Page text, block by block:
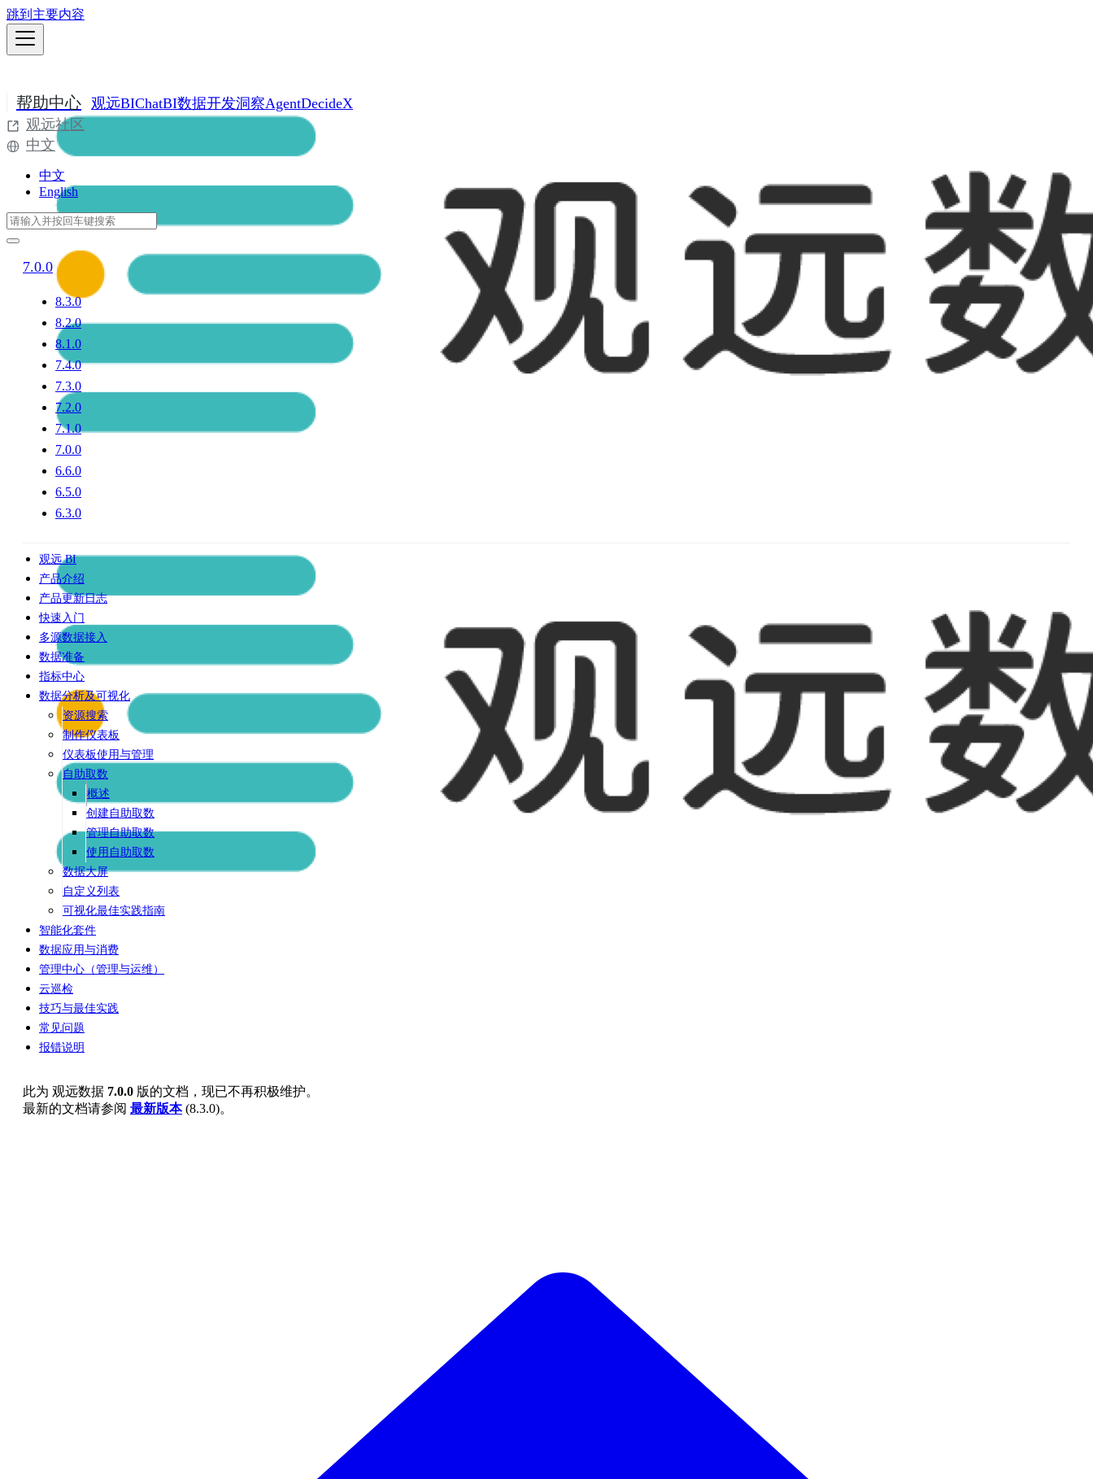
跳到主要内容
帮助中心 观远BIChatBI数据开发洞察AgentDecideX
观远社区
中文
中文
English
7.0.0
8.3.0
8.2.0
8.1.0
7.4.0
7.3.0
7.2.0
7.1.0
7.0.0
6.6.0
6.5.0
6.3.0
观远 BI
产品介绍
产品更新日志
快速入门
多源数据接入
数据准备
指标中心
数据分析及可视化
资源搜索
制作仪表板
仪表板使用与管理
自助取数
概述
创建自助取数
管理自助取数
使用自助取数
数据大屏
自定义列表
可视化最佳实践指南
智能化套件
数据应用与消费
管理中心（管理与运维）
云巡检
技巧与最佳实践
常见问题
报错说明
此为 观远数据 7.0.0 版的文档，现已不再积极维护。
最新的文档请参阅 最新版本(8.3.0)。